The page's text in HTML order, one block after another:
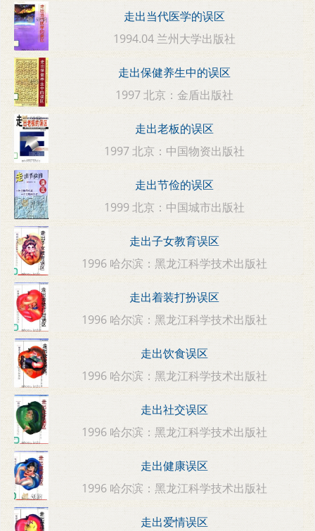
走出当代医学的误区
1994.04 兰州大学出版社
走出保健养生中的误区
1997 北京：金盾出版社
走出老板的误区
1997 北京：中国物资出版社
走出节俭的误区
1999 北京：中国城市出版社
走出子女教育误区
1996 哈尔滨：黑龙江科学技术出版社
走出着装打扮误区
1996 哈尔滨：黑龙江科学技术出版社
走出饮食误区
1996 哈尔滨：黑龙江科学技术出版社
走出社交误区
1996 哈尔滨：黑龙江科学技术出版社
走出健康误区
1996 哈尔滨：黑龙江科学技术出版社
走出爱情误区